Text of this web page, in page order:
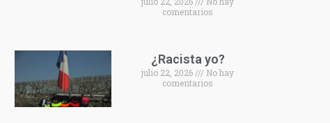
comentarios
¿Racista yo?
julio 22, 2026
No hay
comentarios